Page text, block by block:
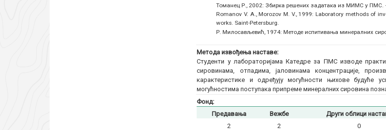
Томанец Р., 2002: Збирка решених задатака из МИМС у ПМС.
Romanov V. A., Morozov M. V., 1999: Laboratory methods of
works. Saint-Petersburg.
Р. Милосављевић, 1974: Методе испитивања минералних
Метода извођења наставе:
Студенти у лабораторијама Катедре за ПМС изводе
сировинама, отпадима, јаловинама концентрације,
карактеристике и одређују могућности њихове будуће
могућностима поступака припреме минералних сировина
Фонд:
Предавања
Вежбе Други облици
2
2 0